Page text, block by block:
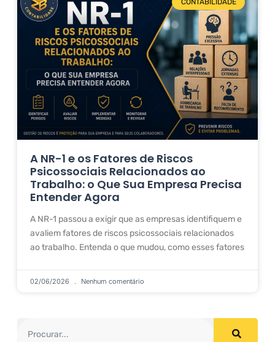
CONTABILIDADE
A NR-1 e os Fatores de Riscos
Psicossociais Relacionados ao
Trabalho: o Que Sua Empresa Precisa
Entender Agora
A NR-1 passou a exigir que as empresas identifiquem e
avaliem fatores de riscos psicossociais relacionados
ao trabalho. Entenda o que mudou, como esses fatores
02/06/2026 Nenhum comentário